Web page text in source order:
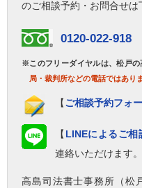
のご相談予約・お問合せは
0120-022-918
※このフリーダイヤルは、松戸
局・裁判所などの電話ではあり
【ご相談予約フォ
【 LINEによるご相
連絡いただけます。
高島司法書士事務所（松